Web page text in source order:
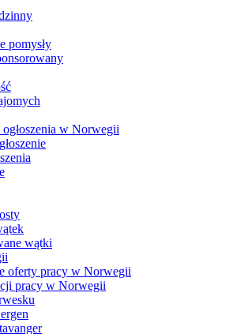
pomysły
w Norwegii
wątki
oferty pracy w Norwegii
pracy w Norwegii